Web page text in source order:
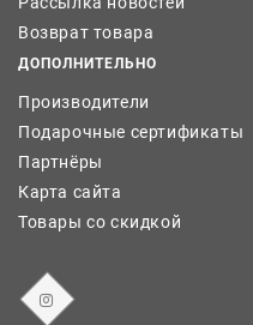
Возврат товара
ДОПОЛНИТЕЛЬНО
Производители
Подарочные сертификаты
Партнёры
Карта сайта
Товары со скидкой